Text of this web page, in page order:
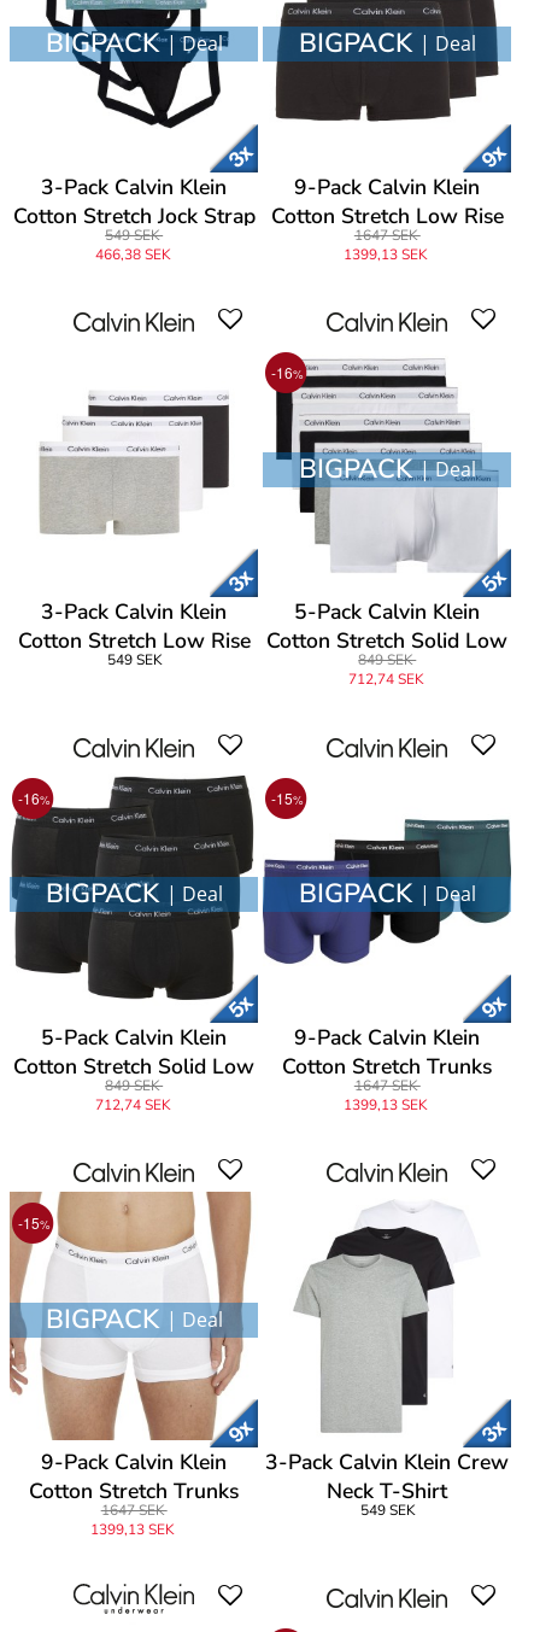
BIGPACK| Deal
3-Pack Calvin Klein
Cotton Stretch Jock Strap
549 SEK
466,38 SEK
BIGPACK | Deal
9-Pack Calvin Klein
Cotton Stretch Low Rise
Trunks
1647 SEK
1399,13 SEK
3-Pack Calvin Klein
Cotton Stretch Low Rise
Trunks
549 SEK
-16%
BIGPACK| Deal
5-Pack Calvin Klein
Cotton Stretch Solid Low
Rise Trunks
849 SEK
712,74 SEK
-16%
BIGPACK | Deal
5-Pack Calvin Klein
Cotton Stretch Solid Low
Rise Trunks
849 SEK
712,74 SEK
-15%
BIGPACK | Deal
9-Pack Calvin Klein
Cotton Stretch Trunks
1647 SEK
1399,13 SEK
-15%
BIGPACK | Deal
9-Pack Calvin Klein
Cotton Stretch Trunks
1647 SEK
1399,13 SEK
3-Pack Calvin Klein Crew
Neck T-Shirt
549 SEK